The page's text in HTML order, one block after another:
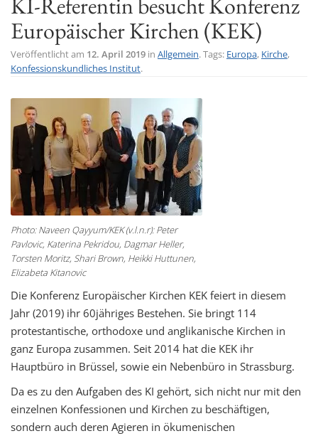
t
Europäischer Kirchen (KEK)
Veröffentlicht am 12. April 2019 in Allgemein. Tags: Europa, Kirche,
Konfessionskundliches Institut.
Photo: Naveen Qayyum/KEK (v.l.n.r): Peter
Pavlovic, Katerina Pekridou, Dagmar Heller,
Torsten Moritz, Shari Brown, Heikki Huttunen,
Elizabeta Kitanovic
Die Konferenz Europäischer Kirchen KEK feiert in diesem
Jahr (2019) ihr 60jähriges Bestehen. Sie bringt 114
protestantische, orthodoxe und anglikanische Kirchen in
ganz Europa zusammen. Seit 2014 hat die KEK ihr
Hauptbüro in Brüssel, sowie ein Nebenbüro in Strassburg.
Da es zu den Aufgaben des KI gehört, sich nicht nur mit den
einzelnen Konfessionen und Kirchen zu beschäftigen,
sondern auch deren Agieren in ökumenischen